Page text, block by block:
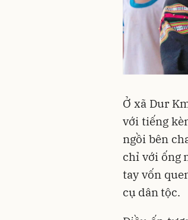
Ở xã Dur
với tiếng
ngồi bên
chỉ với ống
tay vốn
cụ dân tộc.